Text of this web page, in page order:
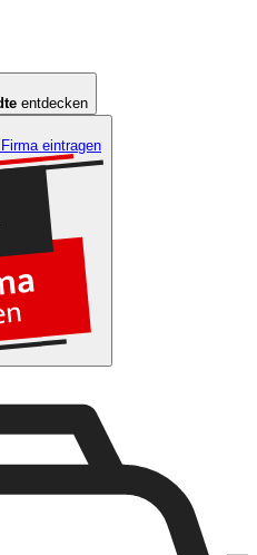
entdecken
eintragen